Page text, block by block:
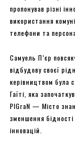
пропонував різні
використання
телефони та
Самуель П’єр
відбудову своєї
керівництвом була
Гаїті, яка
PIGraN — Місто
зменшення
інновацій.